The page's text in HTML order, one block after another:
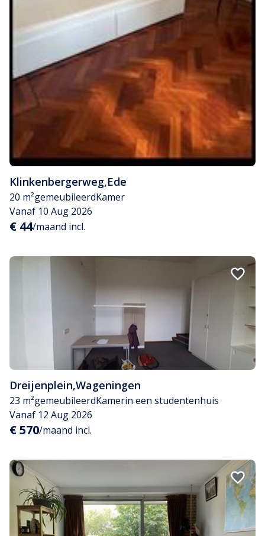
Klinkenbergerweg,Ede
20 m²gemeubileerdKamer
Vanaf 10 Aug 2026
€ 44/maand incl.
Dreijenplein,Wageningen
23 m²gemeubileerdKamerin een studentenhuis
Vanaf 12 Aug 2026
€ 570/maand incl.